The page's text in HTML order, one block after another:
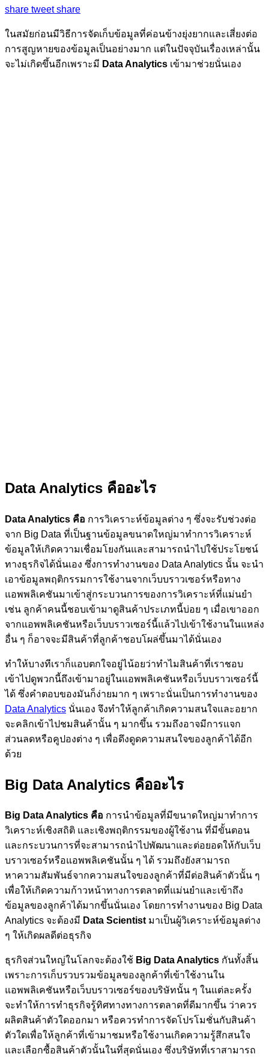
share tweet share
ในสมัยก่อนมีวิธีการจัดเก็บข้อมูลที่ค่อนข้างยุ่งยากและเสี่ยงต่อ
การสูญหายของข้อมูลเป็นอย่างมาก แต่ในปัจจุบันเรื่องเหล่านั้น
จะไม่เกิดขึ้นอีกเพราะมี Data Analytics เข้ามาช่วยนั่นเอง
Data Analytics คืออะไร
Data Analytics คือ การวิเคราะห์ข้อมูลต่าง ๆ ซึ่งจะรับช่วงต่อ
จาก Big Data ที่เป็นฐานข้อมูลขนาดใหญ่มาทำการวิเคราะห์
ข้อมูลให้เกิดความเชื่อมโยงกันและสามารถนำไปใช้ประโยชน์
ทางธุรกิจได้นั่นเอง ซึ่งการทำงานของ Data Analytics นั้น จะนำ
เอาข้อมูลพฤติกรรมการใช้งานจากเว็บบราวเซอร์หรือทาง
แอพพลิเคชันมาเข้าสู่กระบวนการของการวิเคราะห์ที่แม่นยำ
เช่น ลูกค้าคนนี้ชอบเข้ามาดูสินค้าประเภทนี้บ่อย ๆ เมื่อเขาออก
จากแอพพลิเคชันหรือเว็บบราวเซอร์นี้แล้วไปเข้าใช้งานในแหล่ง
อื่น ๆ ก็อาจจะมีสินค้าที่ลูกค้าชอบโผล่ขึ้นมาได้นั่นเอง
ทำให้บางทีเราก็แอบตกใจอยู่ไน้อยว่าทำไมสินค้าที่เราชอบ
เข้าไปดูพวกนี้ถึงเข้ามาอยู่ในแอพพลิเคชันหรือเว็บบราวเซอร์นี้
ได้ ซึ่งคำตอบของมันก็ง่ายมาก ๆ เพราะนั่นเป็นการทำงานของ
Data Analytics นั่นเอง จึงทำให้ลูกค้าเกิดความสนใจและอยาก
จะคลิกเข้าไปชมสินค้านั้น ๆ มากขึ้น รวมถึงอาจมีการแจก
ส่วนลดหรือคูปองต่าง ๆ เพื่อดึงดูดความสนใจของลูกค้าได้อีก
ด้วย
Big Data Analytics คืออะไร
Big Data Analytics คือ การนำข้อมูลที่มีขนาดใหญ่มาทำการ
วิเคราะห์เชิงสถิติ และเชิงพฤติกรรมของผู้ใช้งาน ที่มีขั้นตอน
และกระบวนการที่จะสามารถนำไปพัฒนาและต่อยอดให้กับเว็บ
บราวเซอร์หรือแอพพลิเคชันนั้น ๆ ได้ รวมถึงยังสามารถ
หาความสัมพันธ์จากความสนใจของลูกค้าที่มีต่อสินค้าตัวนั้น ๆ
เพื่อให้เกิดความก้าวหน้าทางการตลาดที่แม่นยำและเข้าถึง
ข้อมูลของลูกค้าได้มากขึ้นนั่นเอง โดยการทำงานของ Big Data
Analytics จะต้องมี Data Scientistมาเป็นผู้วิเคราะห์ข้อมูลต่าง
ๆ ให้เกิดผลดีต่อธุรกิจ
ธุรกิจส่วนใหญ่ในโลกจะต้องใช้ Big Data Analytics กันทั้งสิ้น
เพราะการเก็บรวบรวมข้อมูลของลูกค้าที่เข้าใช้งานใน
แอพพลิเคชันหรือเว็บบราวเซอร์ของบริษัทนั้น ๆ ในแต่ละครั้ง
จะทำให้การทำธุรกิจรู้ทิศทางทางการตลาดที่ดีมากขึ้น ว่าควร
ผลิตสินค้าตัวใดออกมา หรือควรทำการจัดโปรโมชั่นกับสินค้า
ตัวใดเพื่อให้ลูกค้าที่เข้ามาชมหรือใช้งานเกิดความรู้สึกสนใจ
และเลือกซื้อสินค้าตัวนั้นในที่สุดนั่นเอง ซึ่งบริษัทที่เราสามารถ